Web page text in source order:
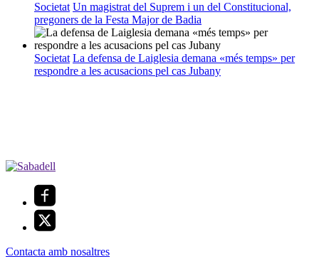
Societat Un magistrat del Suprem i un del Constitucional,
pregoners de la Festa Major de Badia
Societat La defensa de Laiglesia demana «més temps» per
respondre a les acusacions pel cas Jubany
Contacta amb nosaltres